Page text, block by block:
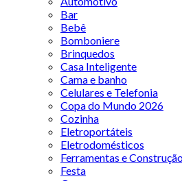
Bar
Bebê
Bomboniere
Brinquedos
Casa Inteligente
Cama e banho
Celulares e Telefonia
Copa do Mundo 2026
Cozinha
Eletroportáteis
Eletrodomésticos
Ferramentas e
Festa